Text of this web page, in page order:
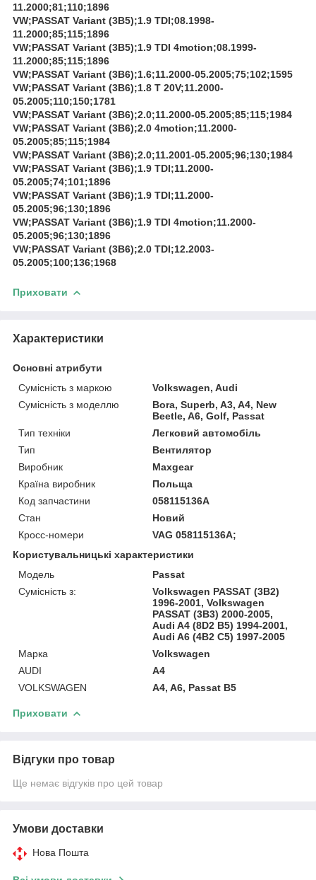
11.2000;81;110;1896
VW;PASSAT Variant (3B5);1.9 TDI;08.1998-
11.2000;85;115;1896
VW;PASSAT Variant (3B5);1.9 TDI 4motion;08.1999-
11.2000;85;115;1896
VW;PASSAT Variant (3B6);1.6;11.2000-05.2005;75;102;1595
VW;PASSAT Variant (3B6);1.8 T 20V;11.2000-
05.2005;110;150;1781
VW;PASSAT Variant (3B6);2.0;11.2000-05.2005;85;115;1984
VW;PASSAT Variant (3B6);2.0 4motion;11.2000-
05.2005;85;115;1984
VW;PASSAT Variant (3B6);2.0;11.2001-05.2005;96;130;1984
VW;PASSAT Variant (3B6);1.9 TDI;11.2000-
05.2005;74;101;1896
VW;PASSAT Variant (3B6);1.9 TDI;11.2000-
05.2005;96;130;1896
VW;PASSAT Variant (3B6);1.9 TDI 4motion;11.2000-
05.2005;96;130;1896
VW;PASSAT Variant (3B6);2.0 TDI;12.2003-
05.2005;100;136;1968
Приховати
Характеристики
Основні атрибути
Сумісність з маркою
Volkswagen, Audi
Сумісність з моделлю
Bora, Superb, A3, A4, New
Beetle, A6, Golf, Passat
Тип техніки
Легковий автомобіль
Тип
Вентилятор
Виробник
Maxgear
Країна виробник
Польща
Код запчастини
058115136A
Стан
Новий
Кросс-номери
VAG 058115136A;
Користувальницькі характеристики
Модель
Passat
Сумісність з:
Volkswagen PASSAT (3B2)
1996-2001, Volkswagen
PASSAT (3B3) 2000-2005,
Audi A4 (8D2 B5) 1994-2001,
Audi A6 (4B2 C5) 1997-2005
Марка
Volkswagen
AUDI
A4
VOLKSWAGEN
A4, A6, Passat B5
Приховати
Відгуки про товар
Ще немає відгуків про цей товар
Умови доставки
Нова Пошта